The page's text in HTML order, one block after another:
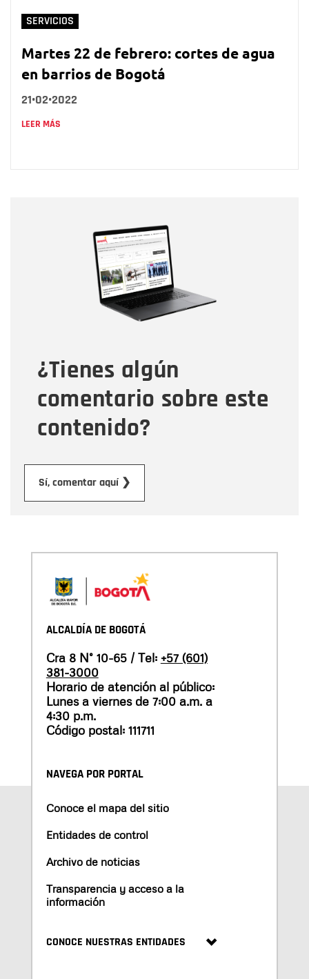
SERVICIOS
Martes 22 de febrero: cortes de agua
en barrios de Bogotá
21•02•2022
LEER MÁS
¿Tienes algún
comentario sobre este
contenido?
Sí, comentar aquí ❯
Correo electrónico
Tipo de comentario
Mensaje
ALCALDÍA DE BOGOTÁ
Cra 8 N° 10-65 / Tel: +57 (601)
381-3000
Horario de atención al público:
Lunes a viernes de 7:00 a.m. a
4:30 p.m.
Código postal: 111711
NAVEGA POR PORTAL
Conoce el mapa del sitio
Entidades de control
Archivo de noticias
Transparencia y acceso a la
información
CONOCE NUESTRAS ENTIDADES